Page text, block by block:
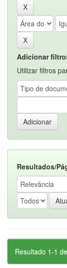
Adicionar
Utilizar filtros
Resultados/
Resultado 1-1